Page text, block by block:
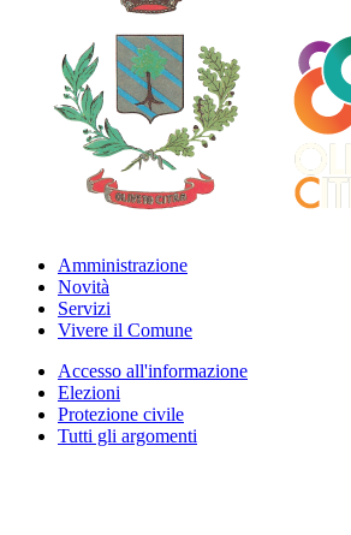
Amministrazione
Novità
Servizi
Vivere il Comune
Accesso all'informazione
Elezioni
Protezione civile
Tutti gli argomenti